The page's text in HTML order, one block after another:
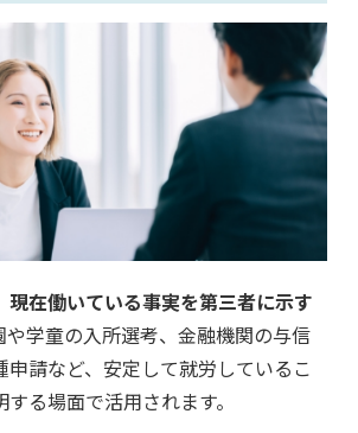
現在働いている事実を第三者に示す
や学童の入所選考、金融機関の与信
申請など、安定して就労しているこ
る場面で活用されます。